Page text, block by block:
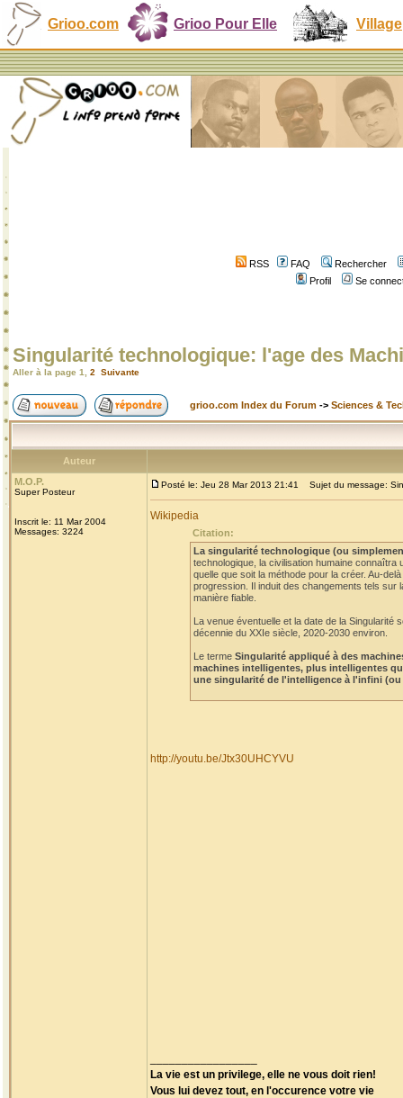
Grioo.com Grioo Pour Elle Village
RSS FAQ
Rechercher
Profil
Se
Singularité technologique: l'age des
Aller à la page 1 2 Suivante
grioo.com Index du Forum -> Sciences &
Auteur
M.O.P.
Super Posteur
Inscrit le: 11 Mar 2004
Messages: 3224
Posté le: Jeu 28 Mar 2013 21:41 Sujet du message:
Wikipedia
Citation:
La singularité technologique (ou
technologique, la civilisation humaine
quelle que soit la méthode pour la créer. Au-
progression. Il induit des changements tels sur
manière fiable.
La venue éventuelle et la date de la Singularité
décennie du XXIe siècle, 2020-2030 environ.
Le terme Singularité appliqué à des
machines intelligentes, plus intelligentes
une singularité de l'intelligence à l'infini
http://youtu.be/Jtx30UHCYVU
La vie est un privilege, elle ne vous doit rien!
Vous lui devez tout, en l'occurence votre vie